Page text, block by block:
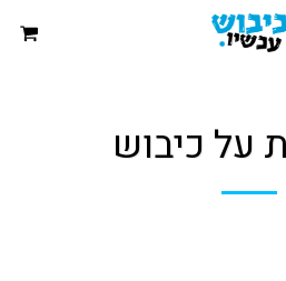
על כיבוש